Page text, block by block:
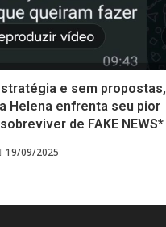
e sem propostas,
Helena enfrenta seu pior
de FAKE NEWS*
19/09/2025